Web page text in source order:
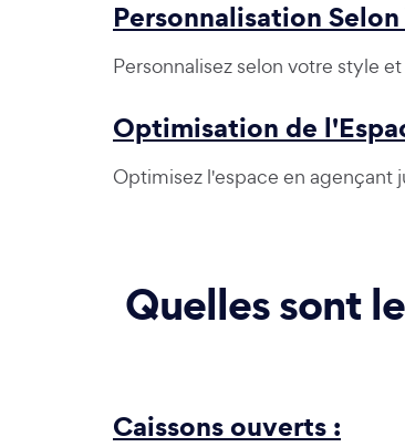
Personnalisation
Personnalisez selon votre style
Optimisation de
Optimisez l'espace en agençant
Quelles sont
Caissons ouverts :